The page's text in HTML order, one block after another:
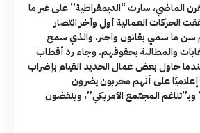
الماضي، سارت “الديمقراطية” على غير ما
الحركات العمالية أول وآخر انتصار
سن ما سمي بقانون واجنر، والذي سمح
والمطالبة بحقوقهم. وجاء رد أقطاب
عندما حاول بعض عمال الحديد القيام بإضراب
على أنهم مخربون يضرون
وبـ”تناغم المجتمع الأمريكي”، وينقضون